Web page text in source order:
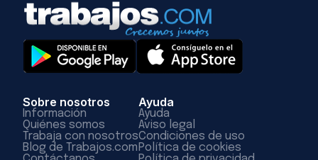
Sobre nosotros
Información
Quiénes somos
Trabaja con nosotros
Blog de Trabajos.com
Ayuda
Ayuda
Aviso legal
Condiciones de uso
Política de cookies